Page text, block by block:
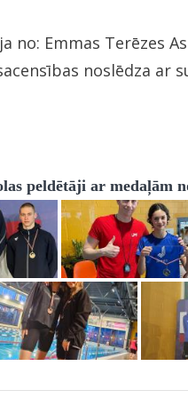
Emmas Terēzes
noslēdza ar
peldētāji ar medaļām